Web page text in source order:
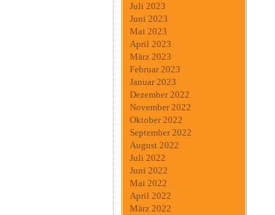
Juli 2023
Juni 2023
Mai 2023
April 2023
März 2023
Februar 2023
Januar 2023
Dezember 2022
November 2022
Oktober 2022
September 2022
August 2022
Juli 2022
Juni 2022
Mai 2022
April 2022
März 2022